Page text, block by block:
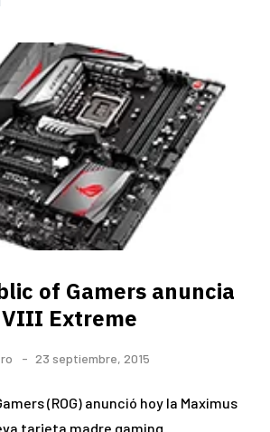
of Gamers anuncia
Extreme
23 septiembre, 2015
(ROG) anunció hoy la Maximus
tarjeta madre gaming…